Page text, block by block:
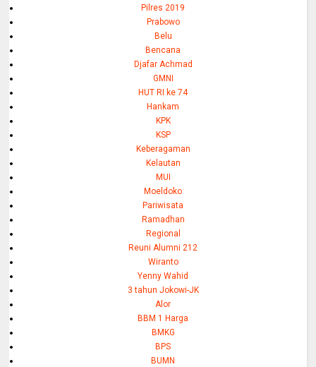
Pilres 2019
Prabowo
Belu
Bencana
Djafar Achmad
GMNI
HUT RI ke 74
Hankam
KPK
KSP
Keberagaman
Kelautan
MUI
Moeldoko
Pariwisata
Ramadhan
Regional
Reuni Alumni 212
Wiranto
Yenny Wahid
3 tahun Jokowi-JK
Alor
BBM 1 Harga
BMKG
BPS
BUMN